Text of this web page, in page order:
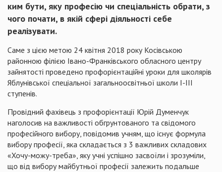
ким бути, яку професію чи спеціальність обрати, з
чого почати, в якій сфері діяльності себе
реалізувати.
Саме з цією метою 24 квітня 2018 року Косівською
районною філією Івано-Франківського обласного центру
зайнятості проведено профорієнтаційні уроки для школярів
Яблунівської спеціальної загальноосвітньої школи І-ІІІ
ступенів.
Провідний фахівець з профорієнтації Юрій Думенчук
наголосив на важливості обгрунтованого та свідомого
професійного вибору, повідомив учням, що існує формула
вибору професії, яка складається з 3 важливих складових
«Хочу-можу-треба», яку учні успішно засвоїли і зрозуміли,
що від вибору майбутньої професії залежить подальше